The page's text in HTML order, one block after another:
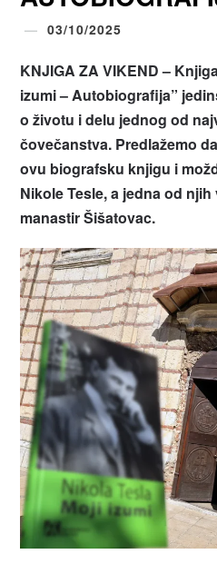
03/10/2025
KNJIGA ZA VIKEND –
izumi – Autobiografija”
o životu i delu jednog od
čovečanstva. Predlažemo
ovu biografsku knjigu i
Nikole Tesle, a jedna od
manastir Šišatovac.